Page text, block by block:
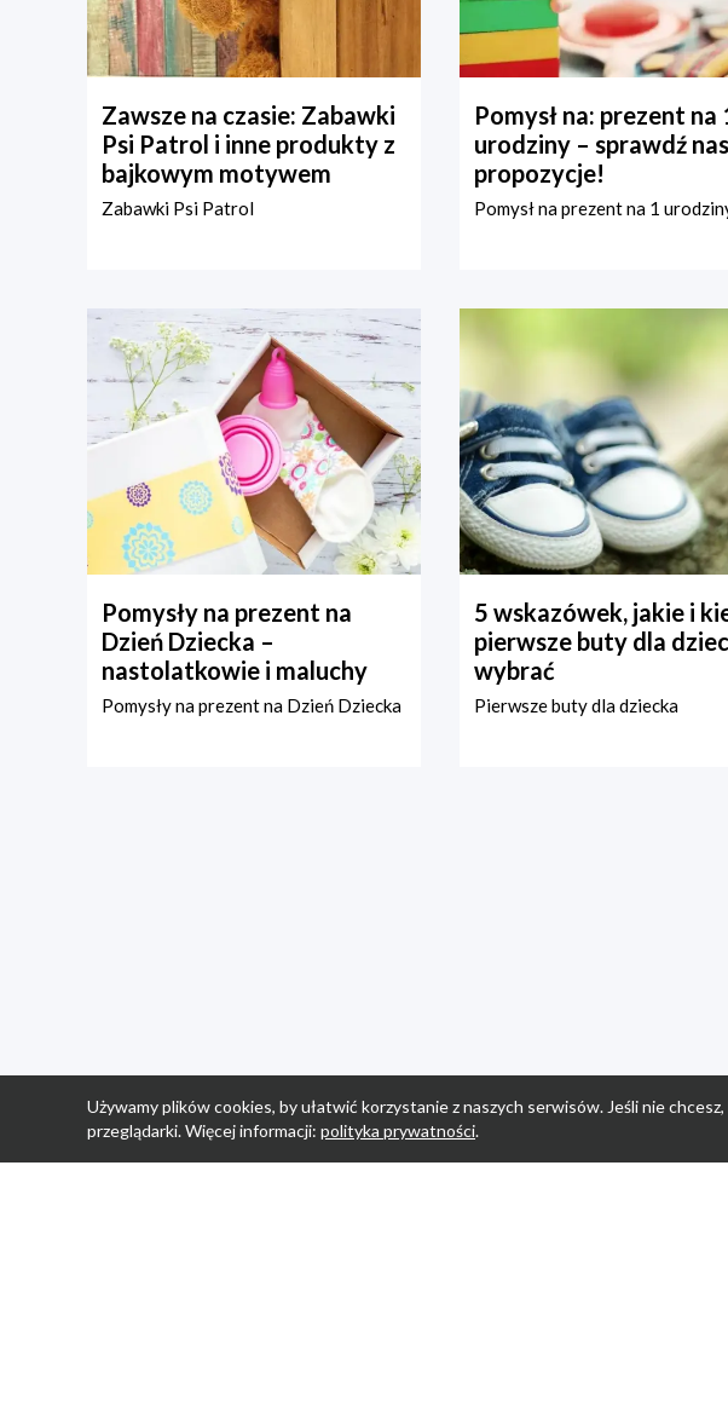
Zawsze na czasie: Zabawki
Psi Patrol i inne produkty z
bajkowym motywem
Zabawki Psi Patrol
Pomysł na: prezent na
urodziny – sprawdź
propozycje!
Pomysł na prezent na 1
Pomysły na prezent na
Dzień Dziecka –
nastolatkowie i maluchy
Pomysły na prezent na Dzień Dziecka
5 wskazówek, jakie i
pierwsze buty dla
wybrać
Pierwsze buty dla dziecka
Używamy plików cookies, by ułatwić korzystanie z naszych serwisów. Jeśli nie
przeglądarki. Więcej informacji: polityka prywatności.